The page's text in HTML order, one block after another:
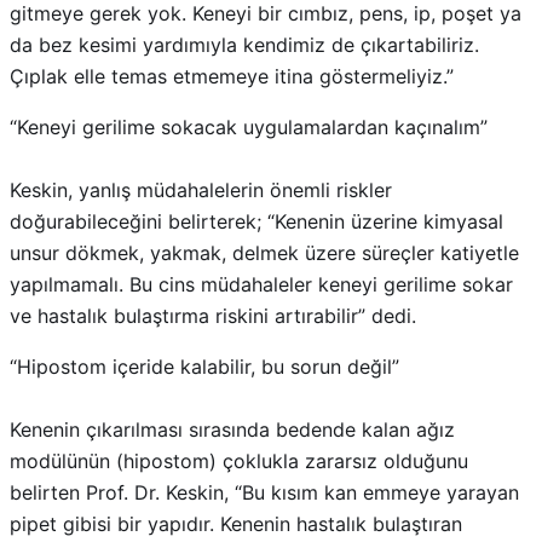
gitmeye gerek yok. Keneyi bir cımbız, pens, ip, poşet ya
da bez kesimi yardımıyla kendimiz de çıkartabiliriz.
Çıplak elle temas etmemeye itina göstermeliyiz.”
“Keneyi gerilime sokacak uygulamalardan kaçınalım”
Keskin, yanlış müdahalelerin önemli riskler
doğurabileceğini belirterek; “Kenenin üzerine kimyasal
unsur dökmek, yakmak, delmek üzere süreçler katiyetle
yapılmamalı. Bu cins müdahaleler keneyi gerilime sokar
ve hastalık bulaştırma riskini artırabilir” dedi.
“Hipostom içeride kalabilir, bu sorun değil”
Kenenin çıkarılması sırasında bedende kalan ağız
modülünün (hipostom) çoklukla zararsız olduğunu
belirten Prof. Dr. Keskin, “Bu kısım kan emmeye yarayan
pipet gibisi bir yapıdır. Kenenin hastalık bulaştıran